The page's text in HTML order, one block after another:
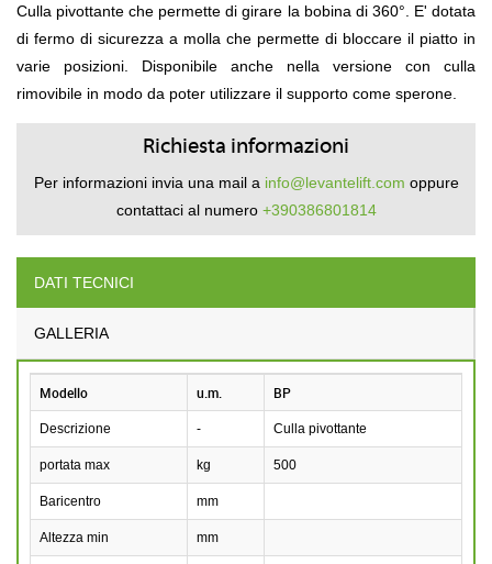
Culla pivottante che permette di girare la bobina di 360°. E' dotata
di fermo di sicurezza a molla che permette di bloccare il piatto in
varie posizioni. Disponibile anche nella versione con culla
rimovibile in modo da poter utilizzare il supporto come sperone.
Richiesta informazioni
Per informazioni invia una mail a info@levantelift.com oppure
contattaci al numero +390386801814
DATI TECNICI
GALLERIA
Modello u.m. BP
Descrizione - Culla pivottante
portata max kg 500
Baricentro mm
Altezza min mm